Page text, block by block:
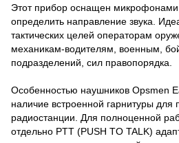
Этот прибор оснащен
определить направление звука.
тактических целей операторам
механикам-водителям, военным,
подразделений, сил правопорядка.
Особенностью наушников Opsmen
наличие встроенной гарнитуры для
радиостанции. Для полноценной
отдельно PTT (PUSH TO TALK)